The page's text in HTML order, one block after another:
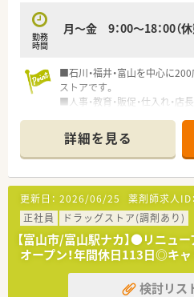
勤務
時間
月～金 9：00～18：00（休
■石川・福井・富山を中心に
ストアです。
■人事・教育・販促・仕入れ・店
す。
■福利厚生も充実で、子育て中
があり、正社員の3/4の勤務で
詳細を見る
更新日： 2026/06/25 薬剤師求人ID：
正社員
ドラッグストア(調剤あり)
【富山市/富山駅ナカ】●リニュ
オープン！年間休日113日◎キャ
検討リス